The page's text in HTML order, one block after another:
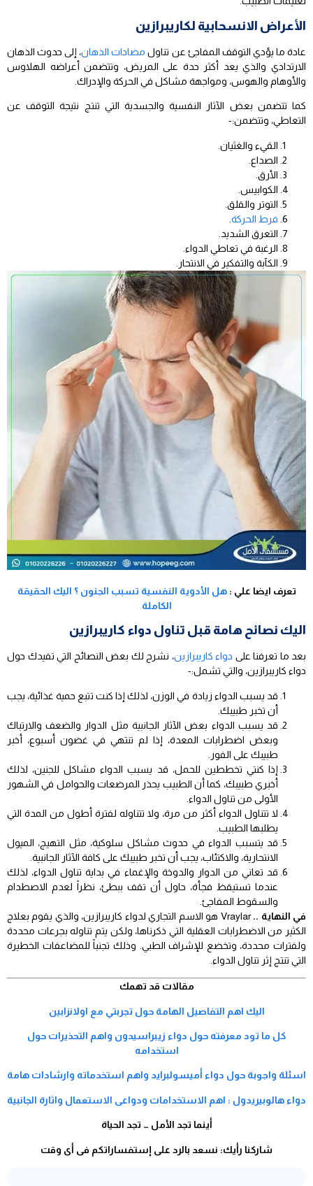
الأعراض الانسحابية لكاريبرازين
عادة ما يؤدي التوقف المفاجئ عن تناول مضادات الذهان، إلى حدوث الذهان
الارتدادي والذي يعد أكثر حدة على المريض، وتتضمن أعراضه الهلاوس
والأوهام والهوس، ومواجهة مشاكل في الحركة والإدراك.
كما تتضمن بعض الآثار النفسية والجسدية التي تنتج نتيجة التوقف عن
التعاطي، وتتضمن:-
القيء والغثيان.
الصداع.
الأرق.
الكوابيس.
التوتر والقلق.
فرط الحركة
التعرق الشديد.
الرغبة في تعاطي الدواء.
الكآبة والتفكير في الانتحار.
تعرف ايضا علي :هل الأدوية النفسية تسبب الجنون ؟ اليك الحقيقة
الكاملة
اليك نصائح هامة قبل تناول دواء كاريبرازين
بعد ما تعرفنا على دواء كاريبرازين، نشرح لك بعض النصائح التي تفيدك حول
دواء كاريبرازين، والتي تشمل:-
قد يسبب الدواء زيادة في الوزن، لذلك إذا كنت تتبع حمية غذائية، يجب
أن تخبر طبيبك.
قد يسبب الدواء بعض الآثار الجانبية مثل الدوار والضعف والارتباك
وبعض اضطرابات المعدة، إذا لم تنتهي في غضون أسبوع، أخبر
طبيبك على الفور.
إذا كنتي تخططين للحمل، قد يسبب الدواء مشاكل للجنين، لذلك
أخبري طبيبك، كما أن الطبيب يحذر المرضعات والحوامل في الشهور
الأولى من تناول الدواء.
لا تتناول الدواء أكثر من مرة، ولا تتناوله لفترة أطول من المدة التي
يطلبها الطبيب.
قد يتسبب الدواء في حدوث مشاكل سلوكية، مثل التهيج، الميول
الانتحارية، والاكتئاب، يجب أن تخبر طبيبك على كافة الآثار الجانبية.
قد تعاني من الدوار والدوخة والإغماء في بداية تناول الدواء، لذلك
عندما تستيقظ فجأة، حاول أن تقف ببطئ، نظراً لعدم الاصطدام
والسقوط المفاجئ.
في النهاية ..
Vraylar هو الاسم التجاري لدواء كاريبرازين، والذي يقوم بعلاج
الكثير من الاضطرابات العقلية التي ذكرناها، ولكن يتم تناوله بجرعات محددة
ولفترات محددة، وتخضع للإشراف الطبي. وذلك تجنباً للمضاعفات الخطيرة
التي تنتج إثر تناول الدواء.
مقالات قد تهمك
اليك اهم التفاصيل الهامة حول تجربتي مع اولانزابين
كل ما تود معرفته حول دواء زيبراسيدون واهم التحذيرات حول
استخدامه
اسئلة واجوبة حول دواء أميسولبرايد واهم استخدماته وارشادات هامة
دواء هالوبيريدول : اهم الاستخدامات ودواعى الاستعمال واثارة الجانبية
أينما تجد الأمل … تجد الحياة
شاركنا رأيك: نسعد بالرد على إستفساراتكم فى أى وقت